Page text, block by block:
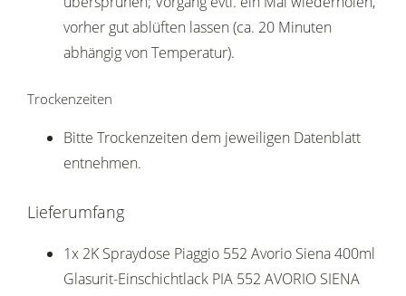
vorher gut ablüften lassen (ca. 20 Minuten
abhängig von Temperatur).
Trockenzeiten
Bitte Trockenzeiten dem jeweiligen Datenblatt
entnehmen.
Lieferumfang
1x 2K Spraydose Piaggio 552 Avorio Siena 400ml
Glasurit-Einschichtlack PIA 552 AVORIO SIENA